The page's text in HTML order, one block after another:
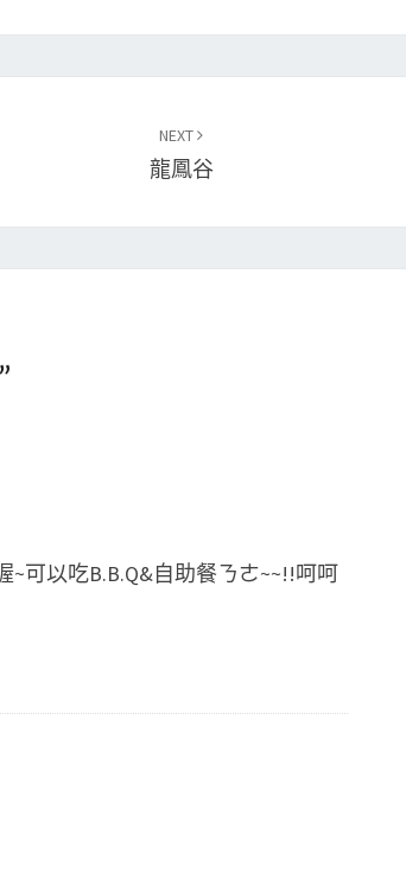
NEXT
龍鳳谷
”
可以吃B.B.Q&自助餐ㄋㄜ~~!!呵呵